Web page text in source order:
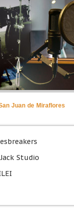
Juan de Miraflores
Studio